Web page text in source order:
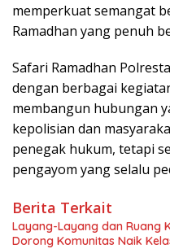
memperkuat semangat
Ramadhan yang penuh
Safari Ramadhan
dengan berbagai
membangun hubungan
kepolisian dan
penegak hukum, tetapi
pengayom yang selalu
Berita Terkait
Layang-Layang dan Ruang
Dorong Komunitas Naik